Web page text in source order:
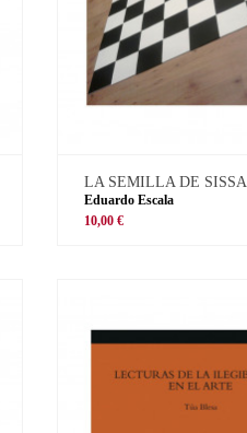
LA SEMILLA DE SISSA
Eduardo Escala
10,00 €